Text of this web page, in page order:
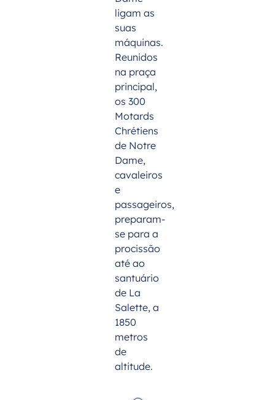
ligam as
suas
máquinas.
Reunidos
na praça
principal,
os 300
Motards
Chrétiens
de Notre
Dame,
cavaleiros
e
passageiros,
preparam-
se para a
procissão
até ao
santuário
de La
Salette, a
1850
metros
de
altitude.